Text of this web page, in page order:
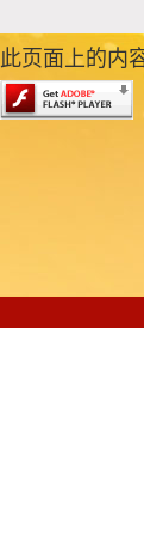
此页面上的内